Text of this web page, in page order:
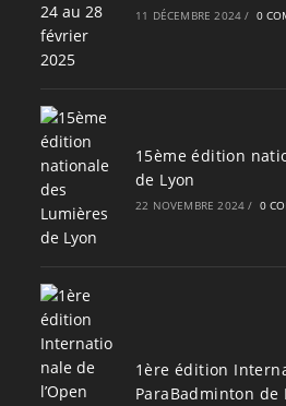
11 DÉCEMBRE 2024 / 0
15ème édition
de Lyon
22 NOVEMBRE 2024 / 0
1ère édition
ParaBadminton de